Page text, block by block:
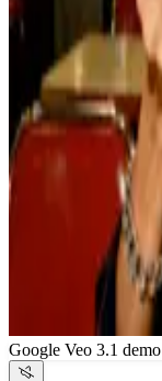
Google Veo 3.1 demo